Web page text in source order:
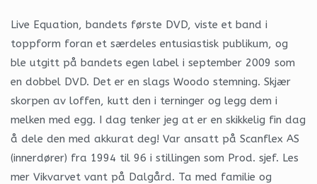
Live Equation, bandets første DVD, viste et band i
toppform foran et særdeles entusiastisk publikum, og
ble utgitt på bandets egen label i september 2009 som
en dobbel DVD. Det er en slags Woodo stemning. Skjær
skorpen av loffen, kutt den i terninger og legg dem i
melken med egg. I dag tenker jeg at er en skikkelig fin dag
å dele den med akkurat deg! Var ansatt på Scanflex AS
(innerdører) fra 1994 til 96 i stillingen som Prod. sjef. Les
mer Vikvarvet vant på Dalgård. Ta med familie og